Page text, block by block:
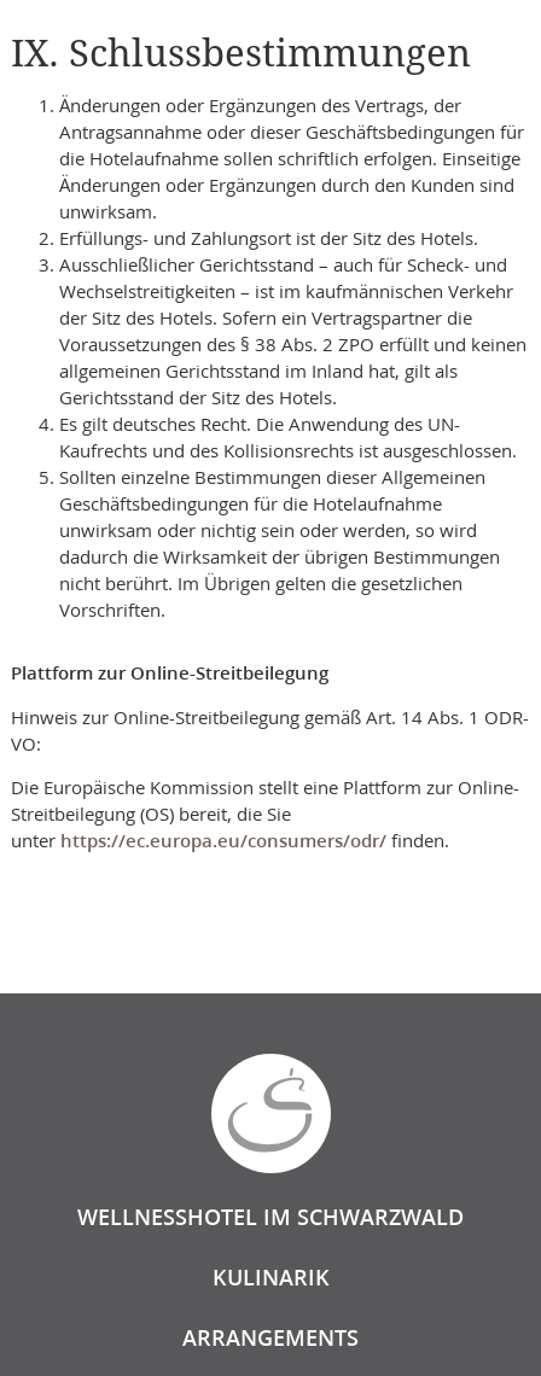
IX. Schlussbestimmungen
Änderungen oder Ergänzungen des Vertrags, der
Antragsannahme oder dieser Geschäftsbedingungen für
die Hotelaufnahme sollen schriftlich erfolgen. Einseitige
Änderungen oder Ergänzungen durch den Kunden sind
unwirksam.
Erfüllungs- und Zahlungsort ist der Sitz des Hotels.
Ausschließlicher Gerichtsstand – auch für Scheck- und
Wechselstreitigkeiten – ist im kaufmännischen Verkehr
der Sitz des Hotels. Sofern ein Vertragspartner die
Voraussetzungen des § 38 Abs. 2 ZPO erfüllt und keinen
allgemeinen Gerichtsstand im Inland hat, gilt als
Gerichtsstand der Sitz des Hotels.
Es gilt deutsches Recht. Die Anwendung des UN-
Kaufrechts und des Kollisionsrechts ist ausgeschlossen.
Sollten einzelne Bestimmungen dieser Allgemeinen
Geschäftsbedingungen für die Hotelaufnahme
unwirksam oder nichtig sein oder werden, so wird
dadurch die Wirksamkeit der übrigen Bestimmungen
nicht berührt. Im Übrigen gelten die gesetzlichen
Vorschriften.
Plattform zur Online-Streitbeilegung
Hinweis zur Online-Streitbeilegung gemäß Art. 14 Abs. 1 ODR-
VO:
Die Europäische Kommission stellt eine Plattform zur Online-
Streitbeilegung (OS) bereit, die Sie
unter https://ec.europa.eu/consumers/odr/ finden.
WELLNESSHOTEL IM SCHWARZWALD
KULINARIK
ARRANGEMENTS